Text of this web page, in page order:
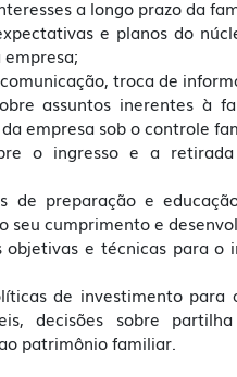
a longo prazo da
e planos do
troca de
assuntos inerentes à
empresa sob o controle
o ingresso e a
de preparação e
seu cumprimento e
objetivas e técnicas para o
de investimento
decisões sobre
patrimônio familiar.